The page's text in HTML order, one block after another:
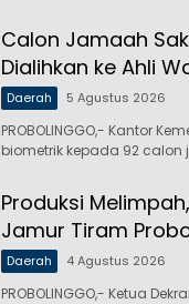
Calon Jamaah
Dialihkan ke Ahli
Daerah 5 Agustus 2026
PROBOLINGGO,- Kantor
biometrik kepada 92 calon
Produksi
Jamur Tiram
Daerah 4 Agustus 2026
PROBOLINGGO,- Ketua